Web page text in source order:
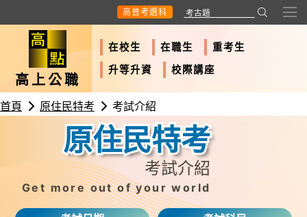
高普考選科
高上公職
在校生 在職生
重考生
升等升資
校際講座
首頁 原住民特考 考試介紹
原住民特考
考試介紹
Get more out of your world